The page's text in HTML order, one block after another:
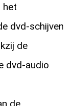
het
dvd-schijven
de
dvd-audio
de